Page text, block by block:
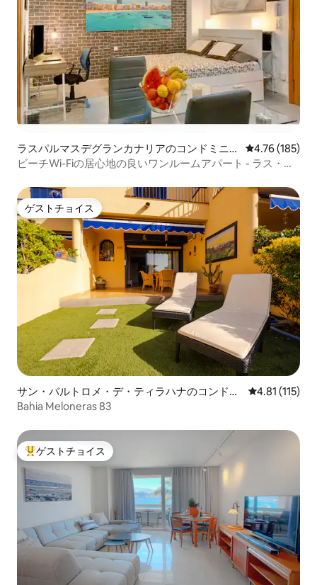
ラスパルマスデグランカナリアのコンドミニア
ム
レビュー185
4.76 (185)
ビーチWi-Fiの居心地の良いワンルームアパート - ラス・カ
ゲストチョイス
ゲストチョイス
サン・バルトロメ・デ・ティラハナのコンドミ
ニアム
レビュー115
4.81 (115)
Bahia Meloneras 83
大好評のゲストチョイスです。
ゲストチョイス